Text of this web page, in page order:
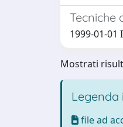
Tecniche
1999-01-01
Mostrati
Legenda
file ad